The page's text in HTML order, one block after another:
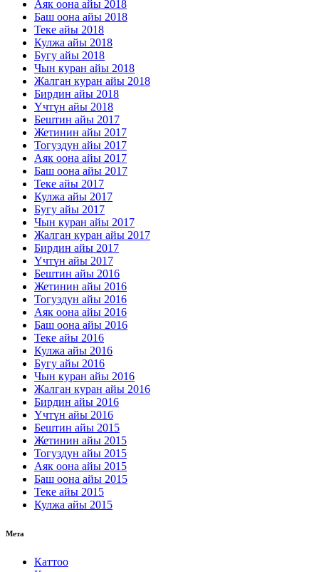
Аяк оона айы 2018
Баш оона айы 2018
Теке айы 2018
Кулжа айы 2018
Бугу айы 2018
Чын куран айы 2018
Жалган куран айы 2018
Бирдин айы 2018
Үчтүн айы 2018
Бештин айы 2017
Жетинин айы 2017
Тогуздун айы 2017
Аяк оона айы 2017
Баш оона айы 2017
Теке айы 2017
Кулжа айы 2017
Бугу айы 2017
Чын куран айы 2017
Жалган куран айы 2017
Бирдин айы 2017
Үчтүн айы 2017
Бештин айы 2016
Жетинин айы 2016
Тогуздун айы 2016
Аяк оона айы 2016
Баш оона айы 2016
Теке айы 2016
Кулжа айы 2016
Бугу айы 2016
Чын куран айы 2016
Жалган куран айы 2016
Бирдин айы 2016
Үчтүн айы 2016
Бештин айы 2015
Жетинин айы 2015
Тогуздун айы 2015
Аяк оона айы 2015
Баш оона айы 2015
Теке айы 2015
Кулжа айы 2015
Мета
Каттоо